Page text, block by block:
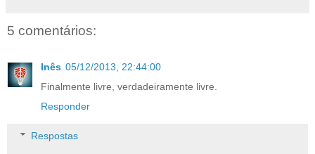
5 comentários:
Inês 05/12/2013, 22:44:00
Finalmente livre, verdadeiramente livre.
Responder
Respostas